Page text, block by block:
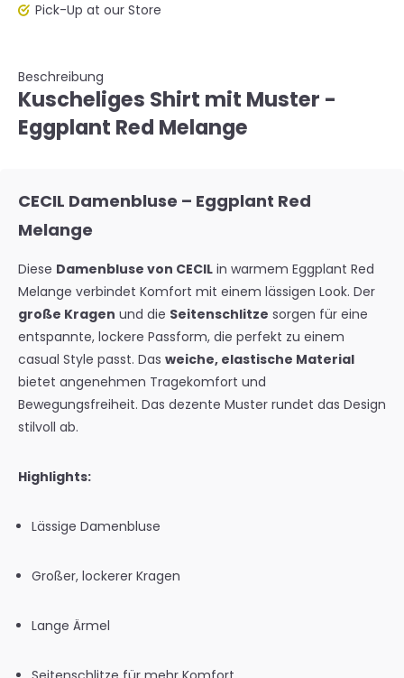
Pick-Up at our Store
Beschreibung
Kuscheliges Shirt mit Muster -
Eggplant Red Melange
CECIL Damenbluse – Eggplant Red
Melange
Diese Damenbluse von CECIL in warmem Eggplant Red
Melange verbindet Komfort mit einem lässigen Look. Der
große Kragen und die Seitenschlitze sorgen für eine
entspannte, lockere Passform, die perfekt zu einem
casual Style passt. Das weiche, elastische Material
bietet angenehmen Tragekomfort und
Bewegungsfreiheit. Das dezente Muster rundet das Design
stilvoll ab.
Highlights:
Lässige Damenbluse
Großer, lockerer Kragen
Lange Ärmel